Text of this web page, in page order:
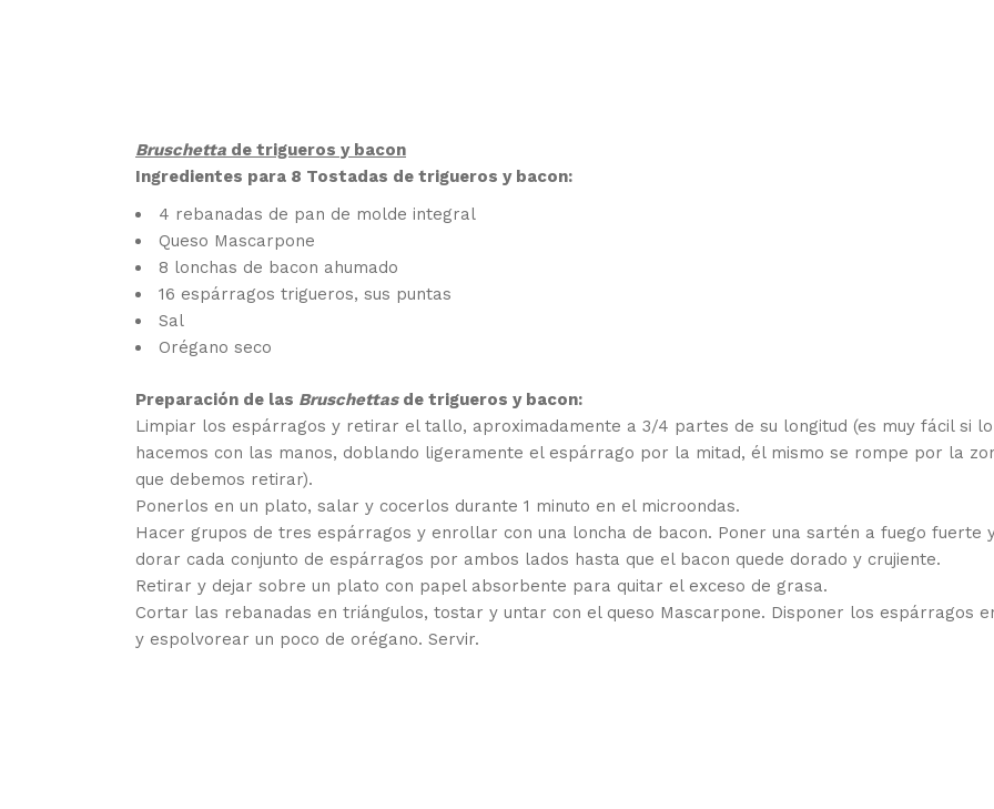
Bruschetta de trigueros y bacon
Ingredientes para 8 Tostadas de trigueros y bacon:
4 rebanadas de pan de molde integral
Queso Mascarpone
8 lonchas de bacon ahumado
16 espárragos trigueros, sus puntas
Sal
Orégano seco
Preparación de las Bruschettasde trigueros y bacon:
Limpiar los espárragos y retirar el tallo, aproximadamente a 3/4 partes de su longitud (es muy fácil si lo
hacemos con las manos, doblando ligeramente el espárrago por la mitad, él mismo se rompe por la
que debemos retirar).
Ponerlos en un plato, salar y cocerlos durante 1 minuto en el microondas.
Hacer grupos de tres espárragos y enrollar con una loncha de bacon. Poner una sartén a fuego fuerte
dorar cada conjunto de espárragos por ambos lados hasta que el bacon quede dorado y crujiente.
Retirar y dejar sobre un plato con papel absorbente para quitar el exceso de grasa.
Cortar las rebanadas en triángulos, tostar y untar con el queso Mascarpone. Disponer los espárragos
y espolvorear un poco de orégano. Servir.